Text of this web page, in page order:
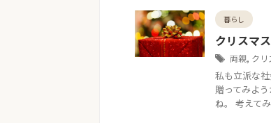
暮らし
クリスマ
両親, クリ
私も立派な
贈ってみよ
ね。 考えて